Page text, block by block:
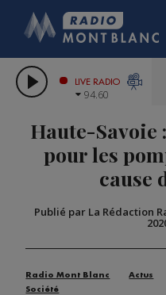
LES
GRAND
LIVE RADIO
94.60
Haute-
pour les
cause
Publié par La Rédaction
Radio Mont Blanc
Actus
Société